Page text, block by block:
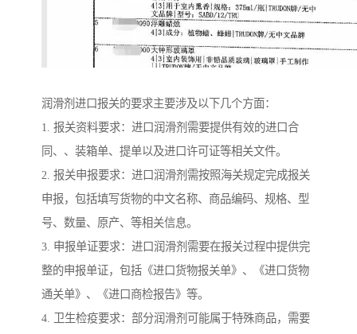
润滑剂进口报关的要求主要涉及以下几个方面：
1. 报关资料要求：进口润滑剂需要提供有效的进口合
同、、装箱单、提单以及进口许可证等相关文件。
2. 报关申报要求：进口润滑剂需按照海关规定完成报关
申报，包括填写货物的中文名称、商品编码、规格、型
号、数量、原产、等相关信息。
3. 申报单证要求：进口润滑剂需要在报关过程中提供完
整的申报单证，包括《进口货物报关单》、《进口货物
通关单》、《进口商检报告》等。
4. 卫生检疫要求：部分润滑剂可能属于特殊商品，需要